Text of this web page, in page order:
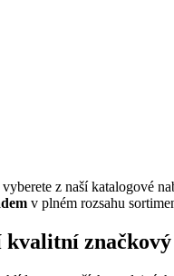
z naší katalogové
v plném rozsahu